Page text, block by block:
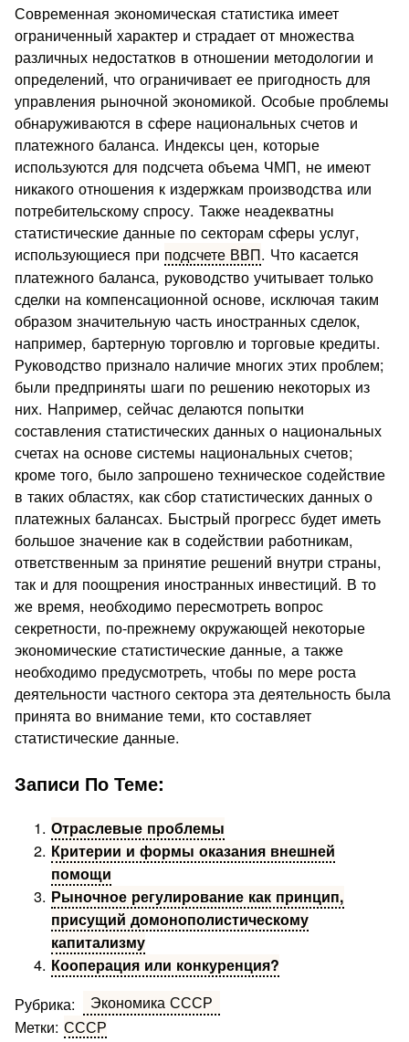
Современная экономическая статистика имеет
ограниченный характер и страдает от множества
различных недостатков в отношении методологии и
определений, что ограничивает ее пригодность для
управления рыночной экономикой. Особые проблемы
обнаруживаются в сфере национальных счетов и
платежного баланса. Индексы цен, которые
используются для подсчета объема ЧМП, не имеют
никакого отношения к издержкам производства или
потребительскому спросу. Также неадекватны
статистические данные по секторам сферы услуг,
использующиеся при подсчете ВВП. Что касается
платежного баланса, руководство учитывает только
сделки на компенсационной основе, исключая таким
образом значительную часть иностранных сделок,
например, бартерную торговлю и торговые кредиты.
Руководство признало наличие многих этих проблем;
были предприняты шаги по решению некоторых из
них. Например, сейчас делаются попытки
составления статистических данных о национальных
счетах на основе системы национальных счетов;
кроме того, было запрошено техническое содействие
в таких областях, как сбор статистических данных о
платежных балансах. Быстрый прогресс будет иметь
большое значение как в содействии работникам,
ответственным за принятие решений внутри страны,
так и для поощрения иностранных инвестиций. В то
же время, необходимо пересмотреть вопрос
секретности, по-прежнему окружающей некоторые
экономические статистические данные, а также
необходимо предусмотреть, чтобы по мере роста
деятельности частного сектора эта деятельность была
принята во внимание теми, кто составляет
статистические данные.
Записи По Теме:
Отраслевые проблемы
Критерии и формы оказания внешней
помощи
Рыночное регулирование как принцип,
присущий домонополистическому
капитализму
Кооперация или конкуренция?
Рубрика:
Экономика СССР
Метки:СССР